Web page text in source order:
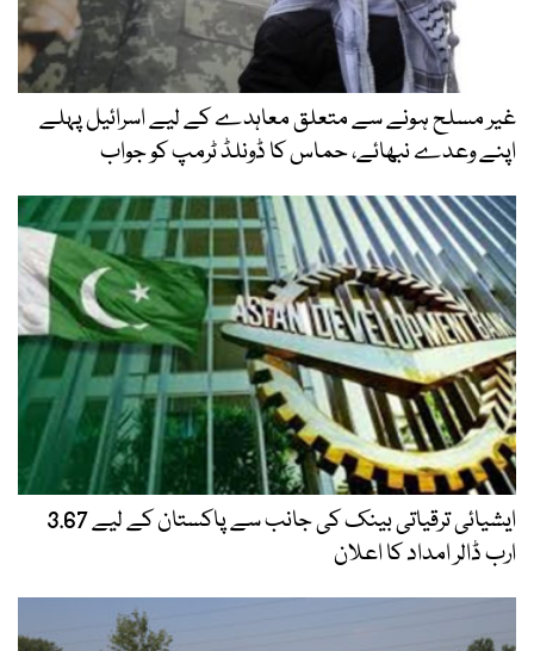
غیر مسلح ہونے سے متعلق معاہدے کے لیے اسرائیل پہلے
اپنے وعدے نبھائے، حماس کا ڈونلڈ ٹرمپ کو جواب
ایشیائی ترقیاتی بینک کی جانب سے پاکستان کے لیے 3.67
ارب ڈالر امداد کا اعلان